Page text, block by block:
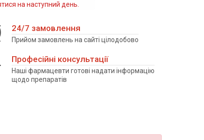
на наступний день.
24/7 замовлення
Прийом замовлень на сайті цілодобово
Професійні консультації
Наші фармацевти готові надати інформацію
щодо препаратів